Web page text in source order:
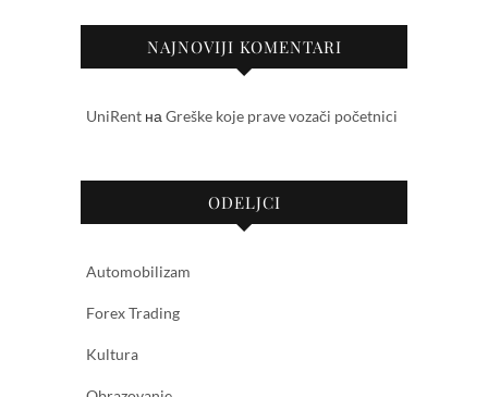
NAJNOVIJI KOMENTARI
UniRent на Greške koje prave vozači početnici
ODELJCI
Automobilizam
Forex Trading
Kultura